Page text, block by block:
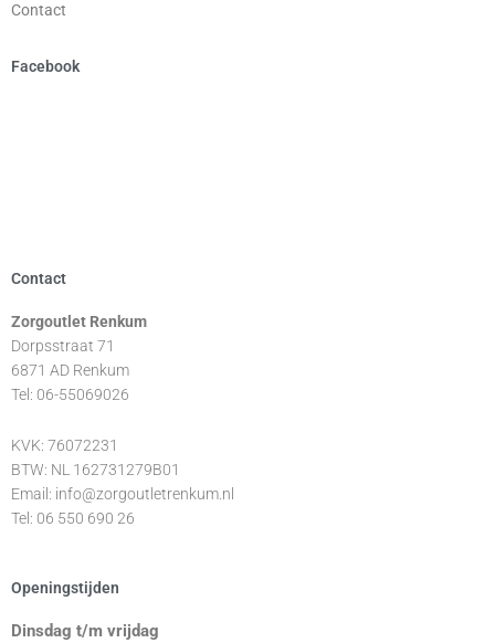
Contact
Facebook
Contact
Zorgoutlet Renkum
Dorpsstraat 71
6871 AD Renkum
Tel: 06-55069026
KVK: 76072231
BTW: NL 162731279B01
Email: info@zorgoutletrenkum.nl
Tel: 06 550 690 26
Openingstijden
Dinsdag t/m vrijdag